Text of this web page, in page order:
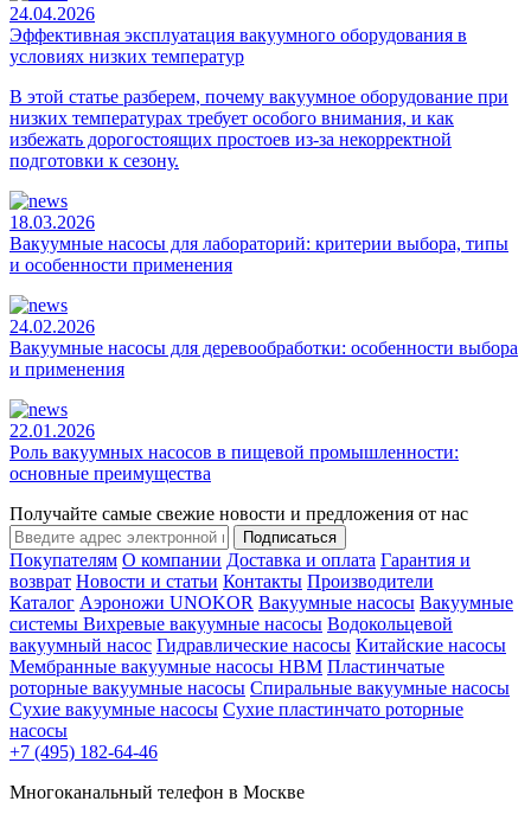
24.04.2026
Эффективная эксплуатация вакуумного оборудования в
условиях низких температур
В этой статье разберем, почему вакуумное оборудование при
низких температурах требует особого внимания, и как
избежать дорогостоящих простоев из-за некорректной
подготовки к сезону.
18.03.2026
Вакуумные насосы для лабораторий: критерии выбора, типы
и особенности применения
24.02.2026
Вакуумные насосы для деревообработки: особенности выбора
и применения
22.01.2026
Роль вакуумных насосов в пищевой промышленности:
основные преимущества
Получайте самые свежие новости и предложения от нас
Подписаться
Покупателям О компании Доставка и оплата Гарантия и
возврат Новости и статьи Контакты Производители
Каталог Аэроножи UNOKOR Вакуумные насосы Вакуумные
системы Вихревые вакуумные насосы Водокольцевой
вакуумный насос Гидравлические насосы Китайские насосы
Мембранные вакуумные насосы НВМ Пластинчатые
роторные вакуумные насосы Спиральные вакуумные насосы
Сухие вакуумные насосы Сухие пластинчато роторные
насосы
+7 (495) 182-64-46
Многоканальный телефон в Москве